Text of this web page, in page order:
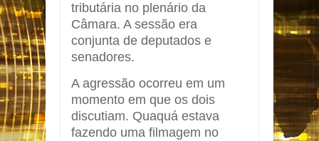
tributária no plenário da
Câmara. A sessão era
conjunta de deputados e
senadores.
A agressão ocorreu em um
momento em que os dois
discutiam. Quaquá estava
fazendo uma filmagem no